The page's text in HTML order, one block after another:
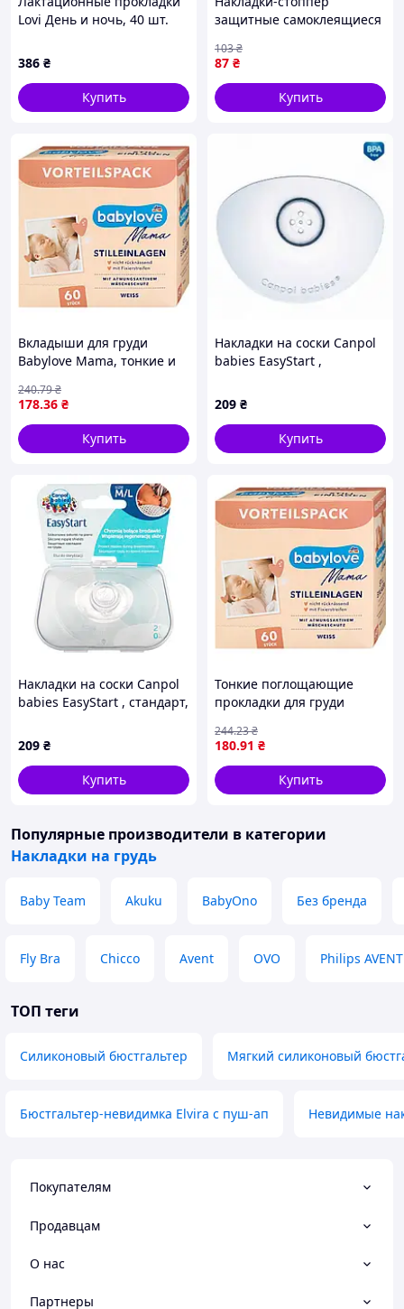
Lovi День и ночь, 40 шт.
386 ₴
Купить
защитные самоклеящиеся
87 ₴
103₴
Купить
Вкладыши для груди
Babylove Mama, тонкие и
178.36 ₴
240.79₴
Купить
Накладки на соски Canpol
babies EasyStart ,
209 ₴
Купить
Накладки на соски Canpol
babies EasyStart , стандарт,
209 ₴
Купить
Тонкие поглощающие
прокладки для груди
180.91 ₴
244.23₴
Купить
Популярные производители в категории
Накладки на грудь
Baby Team Akuku BabyOno Без бренда
Fly Bra Chicco Avent OVO Philips AVENT
ТОП теги
Силиконовый бюстгальтер Мягкий силиконовый
Бюстгальтер-невидимка Elvira с пуш-ап Невидимые
Покупателям
Продавцам
О нас
Партнеры